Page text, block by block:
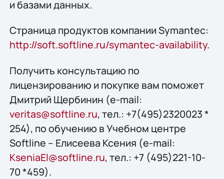
и базами данных.
Страница продуктов компании Symantec:
http://soft.softline.ru/symantec-availability.
Получить конcультацию по
лицензированию и покупке вам поможет
Дмитрий Щербинин (e-mail:
veritas@softline.ru, тел.: +7(495)2320023 *
254), по обучению в Учебном центре
Softline – Елисеева Ксения (e-mail:
KseniaEl@softline.ru, тел.: +7 (495)221-10-
70 *459).